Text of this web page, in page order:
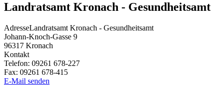
Landratsamt Kronach - Gesundheitsamt
AdresseLandratsamt Kronach - Gesundheitsamt
Johann-Knoch-Gasse 9
96317 Kronach
Kontakt
Telefon: 09261 678-227
Fax: 09261 678-415
E-Mail senden